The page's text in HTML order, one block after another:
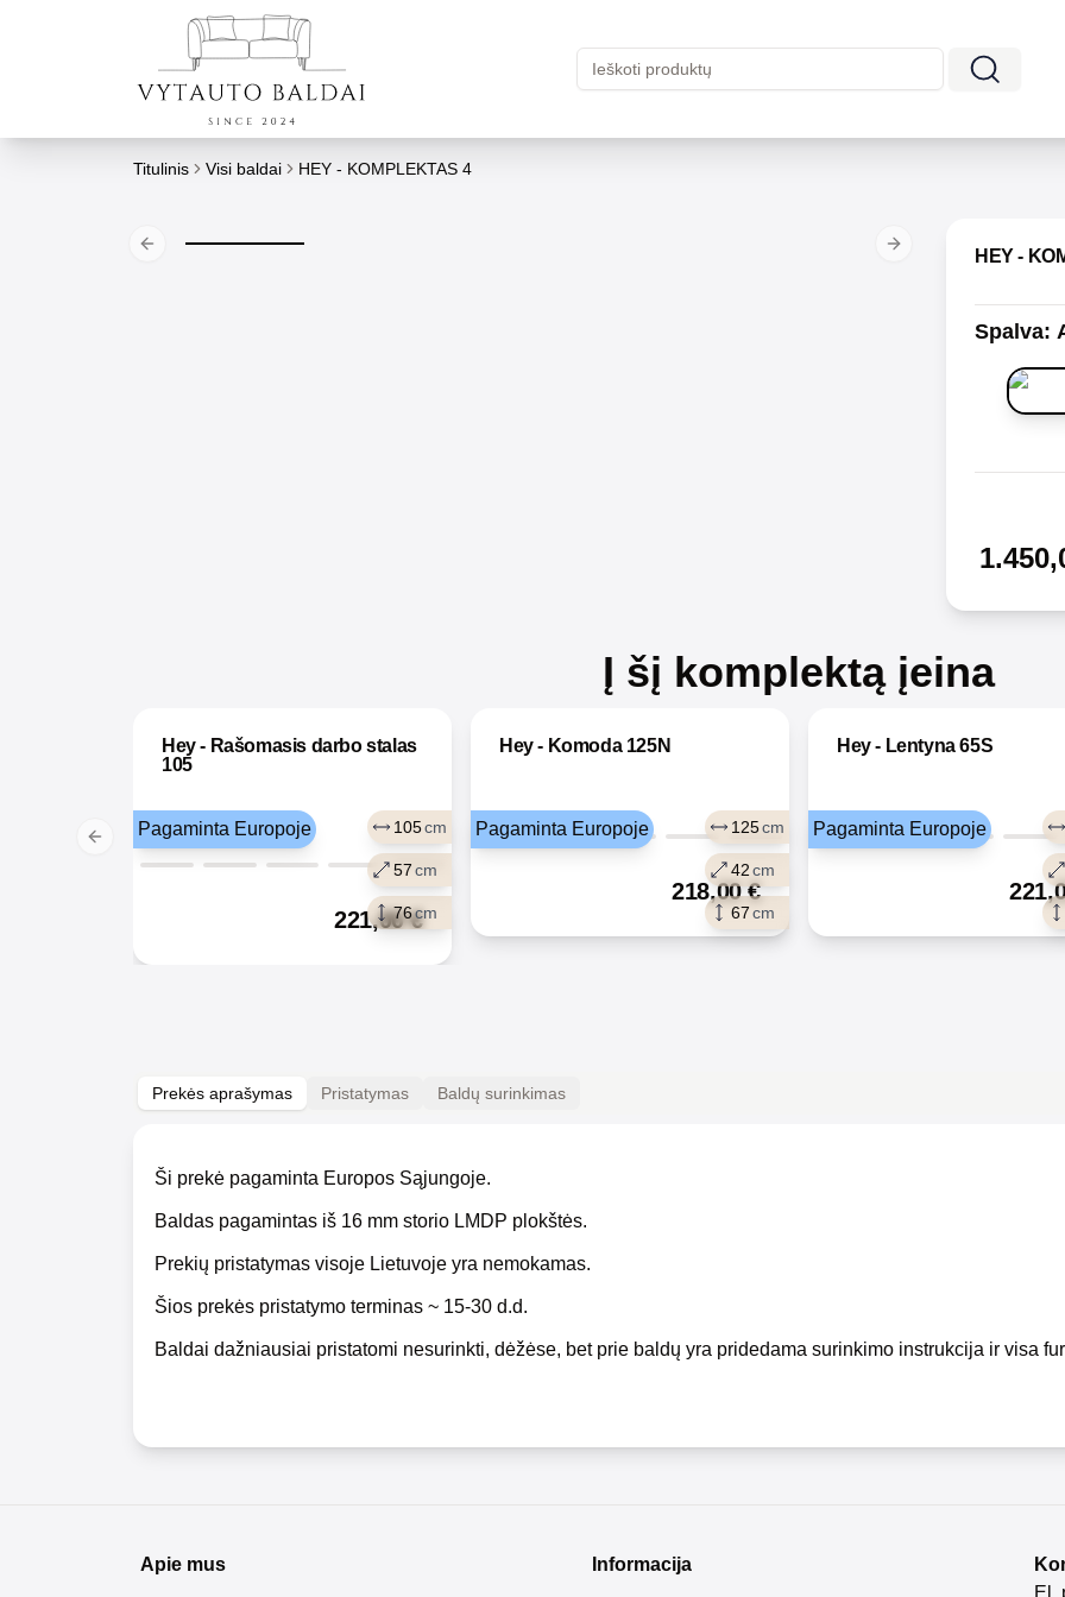
Titulinis Visi baldai HEY - KOMPLEKTAS 4
Previous slide Next slide HEY -
Spalva:
Į šį komplektą įeina
Previous slide
Hey - Rašomasis darbo stalas
105
105cm
57cm
76cm
Pagaminta Europoje
221,00€
Hey - Komoda 125N
125cm
42cm
67cm
Pagaminta Europoje
218,00€
Hey - Lentyna 65S
Pagaminta Europoje
Prekės aprašymas Pristatymas Baldų surinkimas
Ši prekė pagaminta Europos Sąjungoje.
Baldas pagamintas iš 16 mm storio LMDP plokštės.
Prekių pristatymas visoje Lietuvoje yra nemokamas.
Šios prekės pristatymo terminas ~ 15-30 d.d.
Baldai dažniausiai pristatomi nesurinkti, dėžėse, bet prie baldų yra pridedama surinkimo instrukcija ir visa
Apie mus Informacija
El.